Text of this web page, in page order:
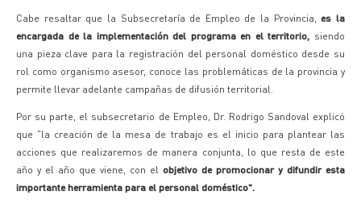
Cabe resaltar que la Subsecretaría de Empleo de la Provincia,es la
encargada de la implementación del programa en el territorio, siendo
una pieza clave para la registración del personal doméstico desde su
rol como organismo asesor, conoce las problemáticas de la provincia y
permite llevar adelante campañas de difusión territorial.
Por su parte, el subsecretario de Empleo, Dr. Rodrigo Sandoval explicó
que "la creación de la mesa de trabajo es el inicio para plantear las
acciones que realizaremos de manera conjunta, lo que resta de este
año y el año que viene, con el objetivo de promocionar y difundir esta
importante herramienta para el personal doméstico".